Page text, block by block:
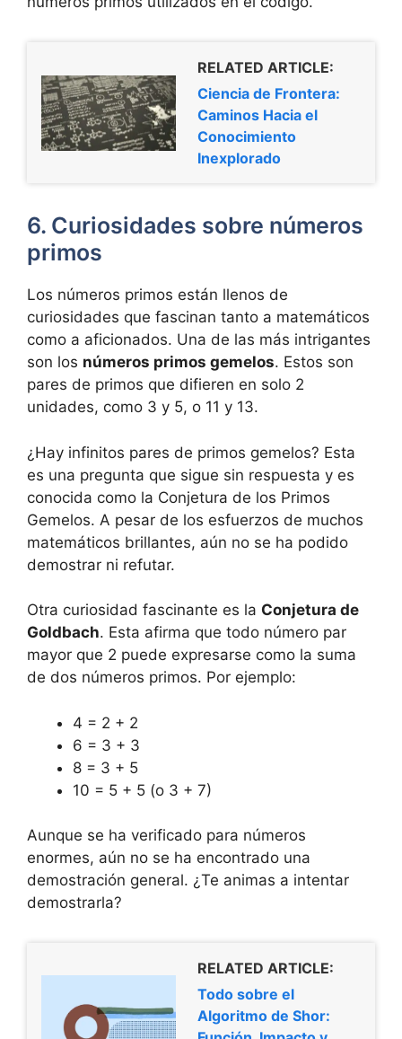
RELATED ARTICLE:
Ciencia de Frontera:
Caminos Hacia el
Conocimiento
Inexplorado
6. Curiosidades sobre números
primos
Los números primos están llenos de
curiosidades que fascinan tanto a matemáticos
como a aficionados. Una de las más intrigantes
son los números primos gemelos. Estos son
pares de primos que difieren en solo 2
unidades, como 3 y 5, o 11 y 13.
¿Hay infinitos pares de primos gemelos? Esta
es una pregunta que sigue sin respuesta y es
conocida como la Conjetura de los Primos
Gemelos. A pesar de los esfuerzos de muchos
matemáticos brillantes, aún no se ha podido
demostrar ni refutar.
Otra curiosidad fascinante es la Conjetura de
Goldbach. Esta afirma que todo número par
mayor que 2 puede expresarse como la suma
de dos números primos. Por ejemplo:
4 = 2 + 2
6 = 3 + 3
8 = 3 + 5
10 = 5 + 5 (o 3 + 7)
Aunque se ha verificado para números
enormes, aún no se ha encontrado una
demostración general. ¿Te animas a intentar
demostrarla?
RELATED ARTICLE:
Todo sobre el
Algoritmo de Shor: